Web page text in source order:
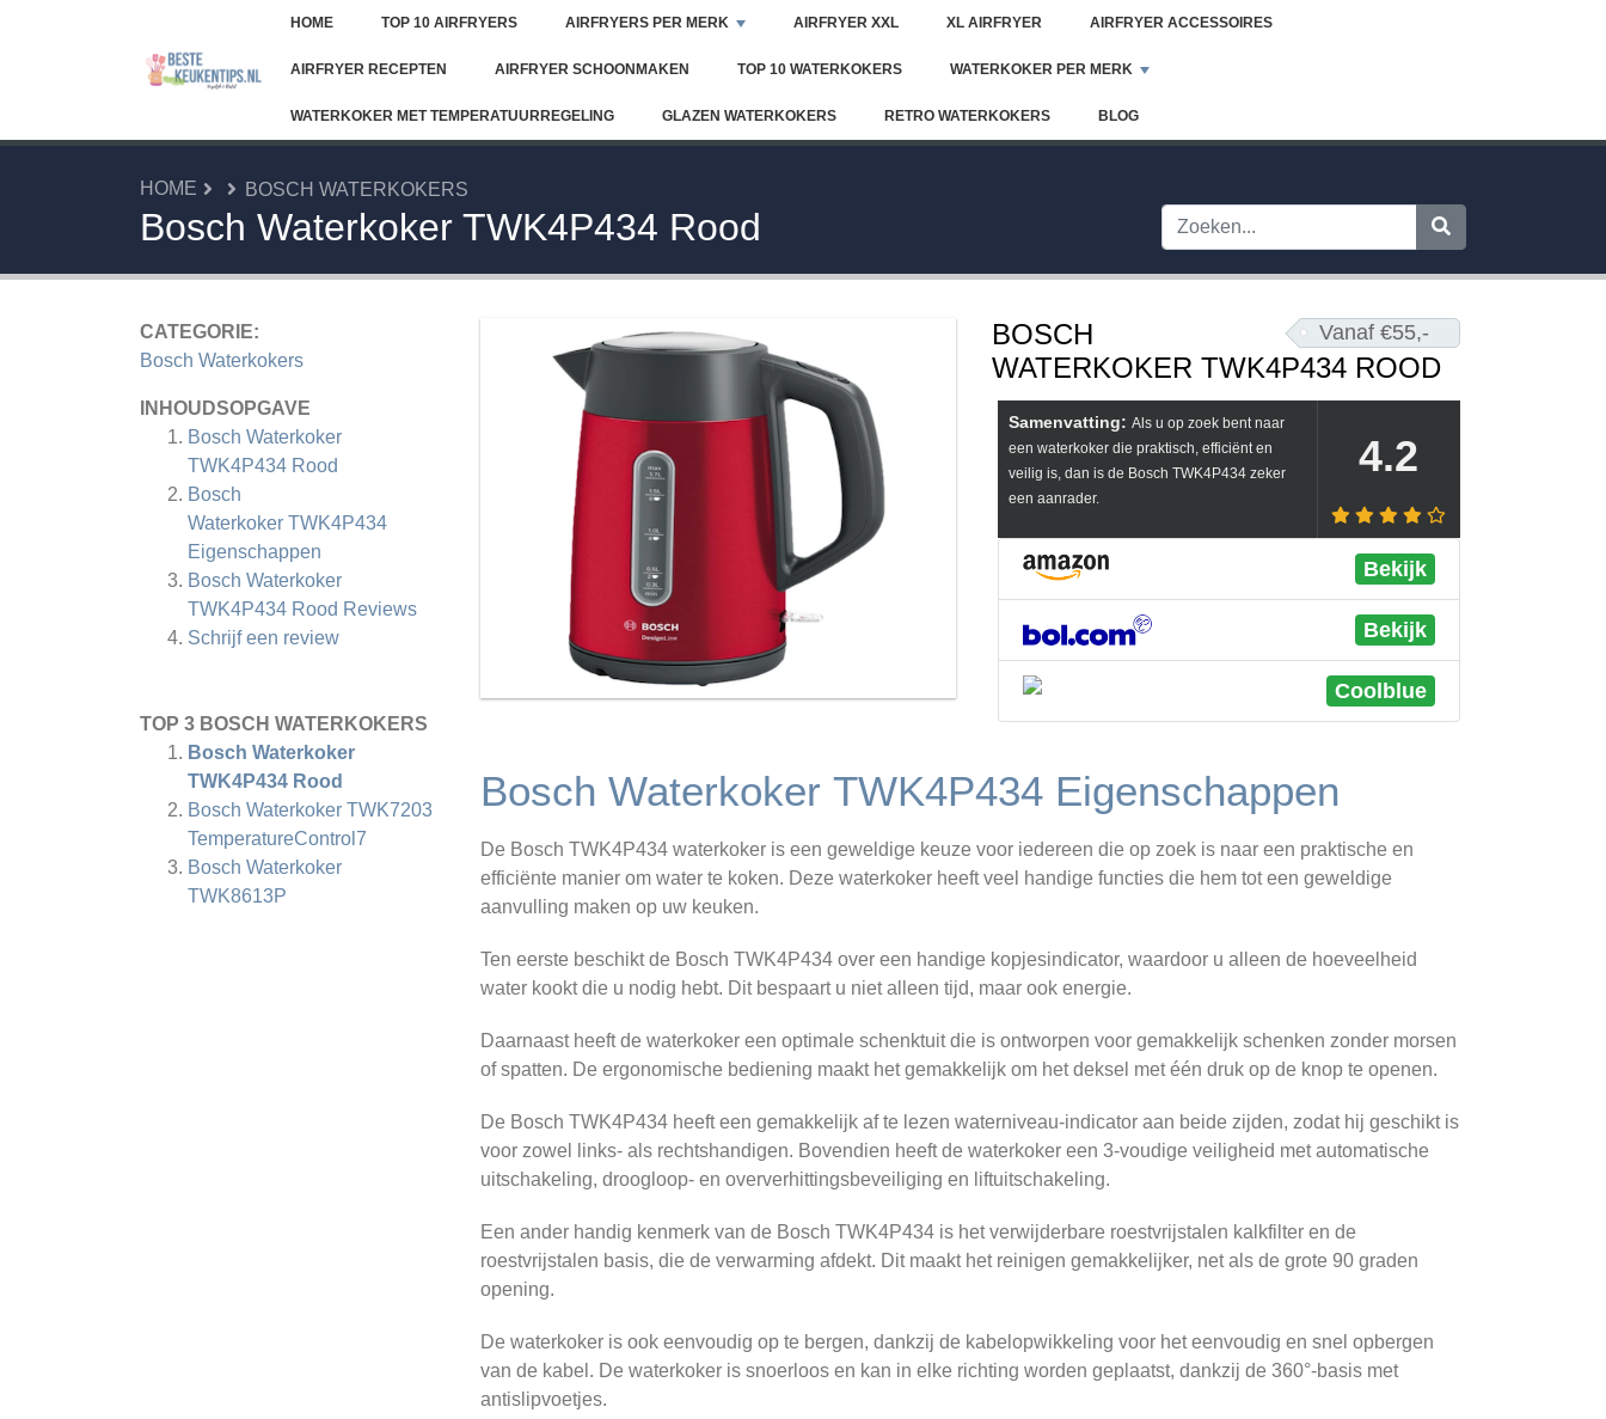
HOME TOP 10 AIRFRYERS AIRFRYERS PER MERK AIRFRYER XXL XL AIRFRYER AIRFRYER ACCESSOIRES
AIRFRYER RECEPTEN AIRFRYER SCHOONMAKEN TOP 10 WATERKOKERS WATERKOKER PER MERK
WATERKOKER MET TEMPERATUURREGELING GLAZEN WATERKOKERS RETRO WATERKOKERS BLOG
HOME BOSCH WATERKOKERS
Bosch Waterkoker TWK4P434 Rood
CATEGORIE:
Bosch Waterkokers
INHOUDSOPGAVE
Bosch Waterkoker
TWK4P434 Rood
Bosch
Waterkoker TWK4P434
Eigenschappen
Bosch Waterkoker
TWK4P434 Rood Reviews
Schrijf een review
TOP 3 BOSCH WATERKOKERS
Bosch Waterkoker
TWK4P434 Rood
Bosch Waterkoker TWK7203
TemperatureControl7
Bosch Waterkoker
TWK8613P
Vanaf €55,-
BOSCH
WATERKOKER TWK4P434 ROOD
Samenvatting: Als u op zoek bent naar
een waterkoker die praktisch, efficiënt en
veilig is, dan is de Bosch TWK4P434 zeker
een aanrader.
4.2
Bekijk
Bekijk
Coolblue
Bosch Waterkoker TWK4P434 Eigenschappen
De Bosch TWK4P434 waterkoker is een geweldige keuze voor iedereen die op zoek is naar een praktische en
efficiënte manier om water te koken. Deze waterkoker heeft veel handige functies die hem tot een geweldige
aanvulling maken op uw keuken.
Ten eerste beschikt de Bosch TWK4P434 over een handige kopjesindicator, waardoor u alleen de hoeveelheid
water kookt die u nodig hebt. Dit bespaart u niet alleen tijd, maar ook energie.
Daarnaast heeft de waterkoker een optimale schenktuit die is ontworpen voor gemakkelijk schenken zonder morsen
of spatten. De ergonomische bediening maakt het gemakkelijk om het deksel met één druk op de knop te openen.
De Bosch TWK4P434 heeft een gemakkelijk af te lezen waterniveau-indicator aan beide zijden, zodat hij geschikt is
voor zowel links- als rechtshandigen. Bovendien heeft de waterkoker een 3-voudige veiligheid met automatische
uitschakeling, droogloop- en oververhittingsbeveiliging en liftuitschakeling.
Een ander handig kenmerk van de Bosch TWK4P434 is het verwijderbare roestvrijstalen kalkfilter en de
roestvrijstalen basis, die de verwarming afdekt. Dit maakt het reinigen gemakkelijker, net als de grote 90 graden
opening.
De waterkoker is ook eenvoudig op te bergen, dankzij de kabelopwikkeling voor het eenvoudig en snel opbergen
van de kabel. De waterkoker is snoerloos en kan in elke richting worden geplaatst, dankzij de 360°-basis met
antislipvoetjes.